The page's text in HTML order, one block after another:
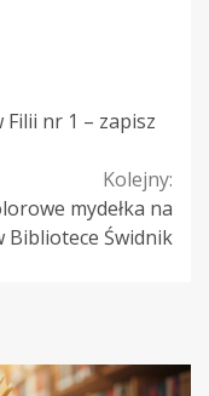
Filii nr 1 – zapisz
Kolejny:
mydełka na
Bibliotece Świdnik